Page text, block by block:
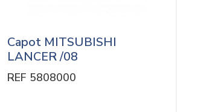
Capot MITSUBISHI
LANCER /08
REF 5808000